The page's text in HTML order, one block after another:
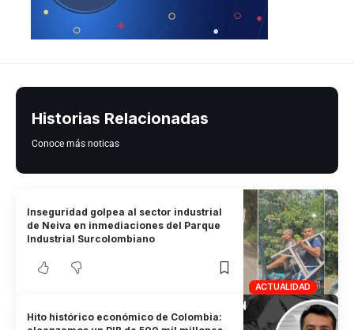
Historias Relacionadas
Conoce más noticas
ACTUALIDAD
Inseguridad golpea al sector industrial
de Neiva en inmediaciones del Parque
Industrial Surcolombiano
Hito histórico económico de Colombia: